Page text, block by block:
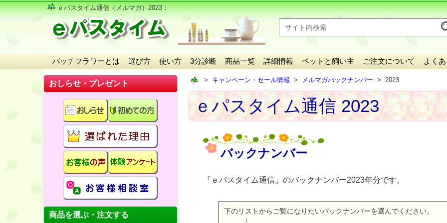
ｅパスタイム通信（メルマガ）2023：
バッチフラワーとは 選び方 使い方 3分診断 商品一覧 詳細情報 ペットと飼い主 ご注文について よく
おしらせ・プレゼント
商品を選ぶ・注文する
キャンペーン・セール情報 メルマガバックナンバー 2023
ｅパスタイム通信 2023
バックナンバー
『ｅパスタイム通信』のバックナンバー2023年分です。
下のリストからご覧になりたいバックナンバーを選んでください。
↓